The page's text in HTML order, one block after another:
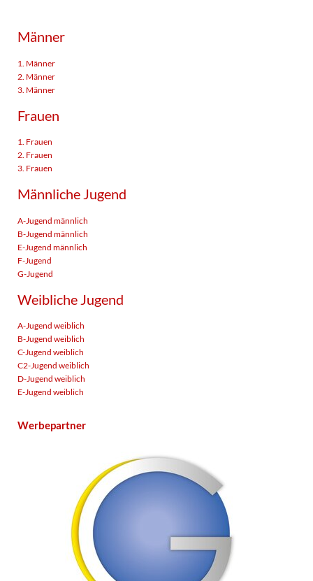
Männer
1. Männer
2. Männer
3. Männer
Frauen
1. Frauen
2. Frauen
3. Frauen
Männliche Jugend
A-Jugend männlich
B-Jugend männlich
E-Jugend männlich
F-Jugend
G-Jugend
Weibliche Jugend
A-Jugend weiblich
B-Jugend weiblich
C-Jugend weiblich
C2-Jugend weiblich
D-Jugend weiblich
E-Jugend weiblich
Werbepartner